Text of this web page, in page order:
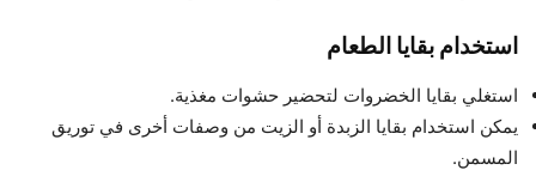
استخدام بقايا الطعام
استغلي بقايا الخضروات لتحضير حشوات مغذية.
يمكن استخدام بقايا الزبدة أو الزيت من وصفات أخرى في توريق
المسمن.